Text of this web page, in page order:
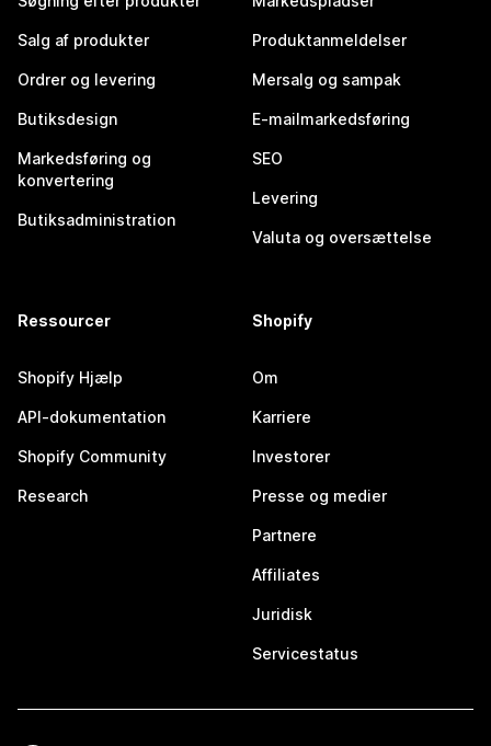
Salg af produkter
Ordrer og levering
Butiksdesign
Markedsføring og
konvertering
Butiksadministration
Produktanmeldelser
Mersalg og sampak
E-mailmarkedsføring
SEO
Levering
Valuta og oversættelse
Ressourcer
Shopify Hjælp
API-dokumentation
Shopify Community
Research
Shopify
Om
Karriere
Investorer
Presse og medier
Partnere
Affiliates
Juridisk
Servicestatus